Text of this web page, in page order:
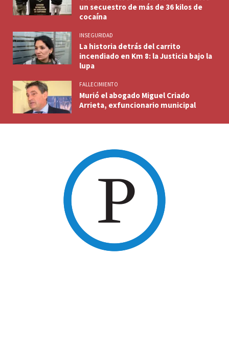
un secuestro de más de 36 kilos de
cocaína
INSEGURIDAD
La historia detrás del carrito
incendiado en Km 8: la Justicia bajo la
lupa
FALLECIMIENTO
Murió el abogado Miguel Criado
Arrieta, exfuncionario municipal